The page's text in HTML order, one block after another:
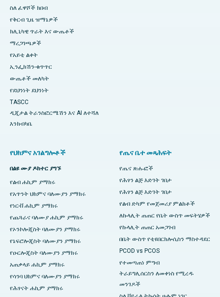
ስለ ፈዋሾች ክበብ
የቅርብ ጊዜ ዝማኔዎች
ክሊኒካዊ ጥራት እና ውጤቶች
ማረጋገጫዎች
የአይቲ ልቀት
ኢንፌክሽን-ቁጥጥር
ውጤቶች መለካት
የደህንነት ደህንነት
TASCC
ዲጂታል ትራንስፎርሜሽን እና AI ለተሻለ
እንክብካቤ
የህክምና አገልግሎቶች
በልዩ ሙያ ዶክተር ያግኙ
የልብ ሐኪም ያማክሩ
የአጥንት ህክምና ባለሙያን ያማክሩ
የነርቭ ሐኪም ያማክሩ
የጨጓራና ባለሙያ ሐኪም ያማክሩ
የኦንኮሎጂስት ባለሙያን ያማክሩ
የኔፍሮሎጂስት ባለሙያን ያማክሩ
የዑርሎጂስት ባለሙያን ያማክሩ
አጠቃላይ ሐኪም ያማክሩ
የሳንባ ህክምና ባለሙያን ያማክሩ
የሕፃናት ሐኪም ያማክሩ
የጤና ቤተ መጻሕፍት
የጤና ጽሑፎች
የሕፃን ልጅ እድገት ገበታ
የሕፃን ልጅ እድገት ገበታ
የልብ ድካም የመጀመሪያ ምልክቶች
ለኩላሊት ጠጠር የቤት ውስጥ መፍትሄዎች
የኩላሊት ጠጠር አመጋገብ
በቤት ውስጥ የቲዩበርክሎሲስን ማስተዳደር
PCOD vs PCOS
የተመጣጠነ ምግብ
ትራይግሊሰርስን ለመቀነስ የሚረዱ
መንገዶች